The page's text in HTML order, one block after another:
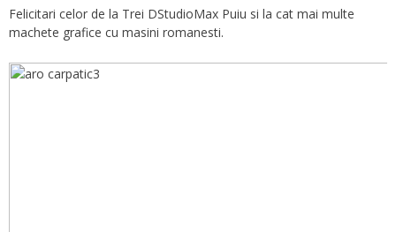
Felicitari celor de la Trei DStudioMax Puiu si la cat mai multe
machete grafice cu masini romanesti.